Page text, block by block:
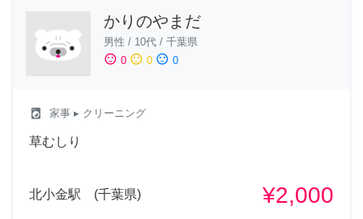
かりのやまだ
男性 / 10代 / 千葉県
sentiment_satisfied 0 sentiment_neutral 0 sentiment_dissatisfied 0
local_laundry_service 家事 ▸ クリーニング
草むしり
北小金駅 (千葉県) ¥2,000